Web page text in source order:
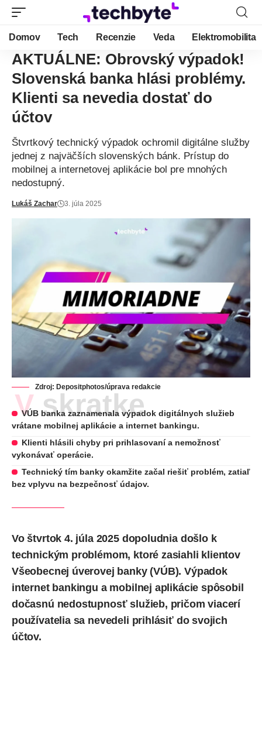
Domov Tech Recenzie Veda Elektromobilita
AKTUÁLNE: Obrovský výpadok!
Slovenská banka hlási problémy.
Klienti sa nevedia dostať do
účtov
Štvrtkový technický výpadok ochromil digitálne služby
jednej z najväčších slovenských bánk. Prístup do
mobilnej a internetovej aplikácie bol pre mnohých
nedostupný.
Lukáš Zachar 3. júla 2025
Zdroj: Depositphotos/úprava redakcie
V skratke
VÚB banka zaznamenala výpadok digitálnych služieb
vrátane mobilnej aplikácie a internet bankingu.
Klienti hlásili chyby pri prihlasovaní a nemožnosť
vykonávať operácie.
Technický tím banky okamžite začal riešiť problém, zatiaľ
bez vplyvu na bezpečnosť údajov.
Vo štvrtok 4. júla 2025 dopoludnia došlo k
technickým problémom, ktoré zasiahli klientov
Všeobecnej úverovej banky (VÚB). Výpadok
internet bankingu a mobilnej aplikácie spôsobil
dočasnú nedostupnosť služieb, pričom viacerí
používatelia sa nevedeli prihlásiť do svojich
účtov.